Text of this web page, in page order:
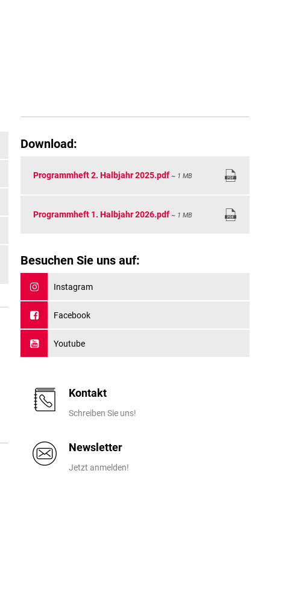
Download:
Programmheft 2. Halbjahr 2025.pdf ~ 1 MB
Programmheft 1. Halbjahr 2026.pdf ~ 1 MB
Besuchen Sie uns auf:
Instagram
Facebook
Youtube
Kontakt
Schreiben Sie uns!
Newsletter
Jetzt anmelden!